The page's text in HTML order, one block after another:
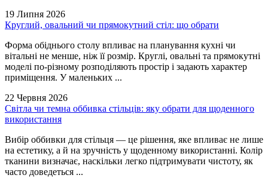
19 Липня 2026
Круглий, овальний чи прямокутний стіл: що обрати
Форма обіднього столу впливає на планування кухні чи
вітальні не менше, ніж її розмір. Круглі, овальні та прямокутні
моделі по-різному розподіляють простір і задають характер
приміщення. У маленьких ...
22 Червня 2026
Світла чи темна оббивка стільців: яку обрати для щоденного
використання
Вибір оббивки для стільця — це рішення, яке впливає не лише
на естетику, а й на зручність у щоденному використанні. Колір
тканини визначає, наскільки легко підтримувати чистоту, як
часто доведеться ...